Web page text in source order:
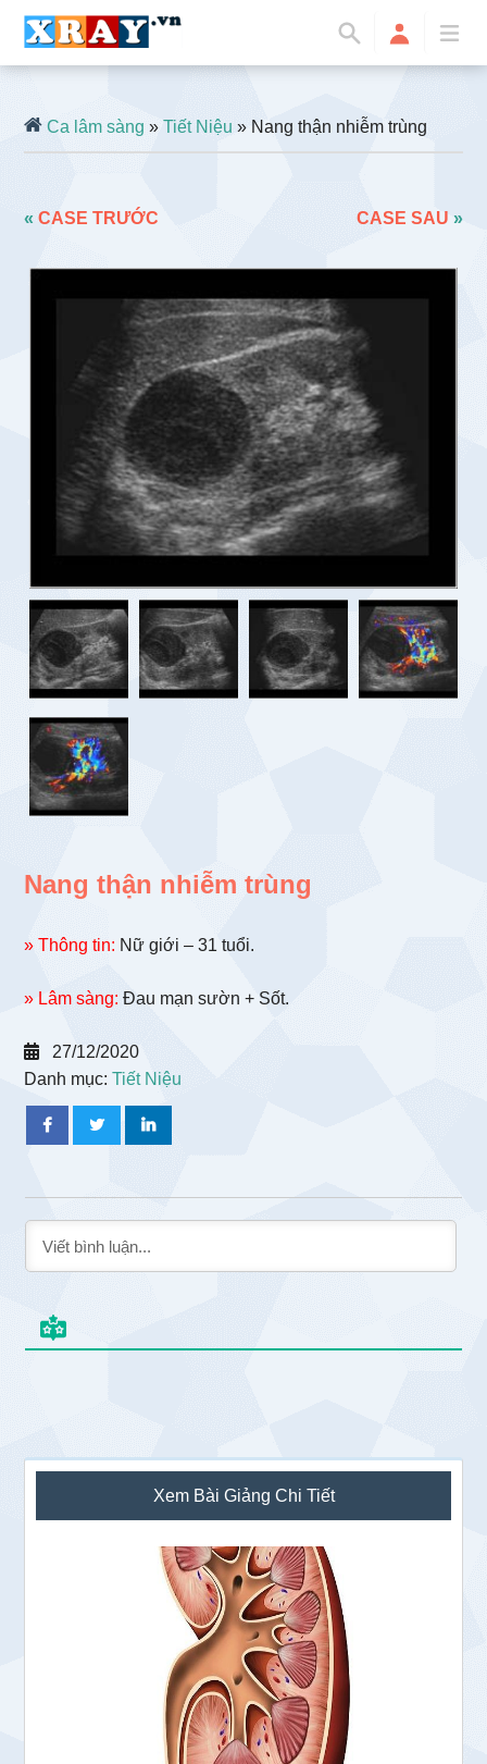
Ca lâm sàng »Tiết Niệu » Nang thận nhiễm trùng
«CASE TRƯỚC CASE SAU »
Nang thận nhiễm trùng
» Thông tin: Nữ giới – 31 tuổi.
» Lâm sàng: Đau mạn sườn + Sốt.
27/12/2020
Danh mục:Tiết Niệu
Sidebar
chính
Xem Bài Giảng Chi Tiết